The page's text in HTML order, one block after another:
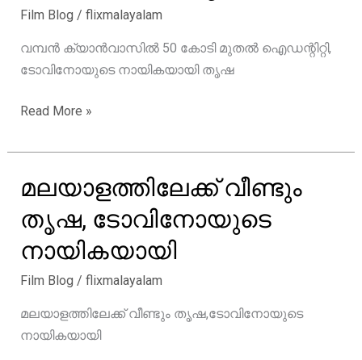
Film Blog / flixmalayalam
വമ്പൻ ക്യാൻവാസിൽ 50 കോടി മുതൽ ഐഡന്റിറ്റി,
ടോവിനോയുടെ നായികയായി തൃഷ
വമ്പൻ
50
മുതൽ
ഐഡന്റിറ്റി,
ടോവിനോയുടെ
നായികയായി
തൃഷ
Read More »
മലയാളത്തിലേക്ക് വീണ്ടും
തൃഷ, ടോവിനോയുടെ
നായികയായി
Film Blog / flixmalayalam
മലയാളത്തിലേക്ക് വീണ്ടും തൃഷ,ടോവിനോയുടെ
നായികയായി